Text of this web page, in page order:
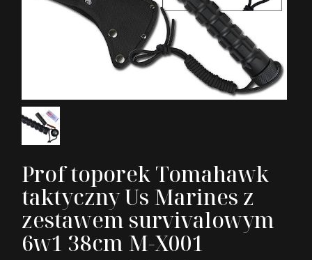
Prof toporek Tomahawk
taktyczny Us Marines z
zestawem survivalowym
6w1 38cm M-X001